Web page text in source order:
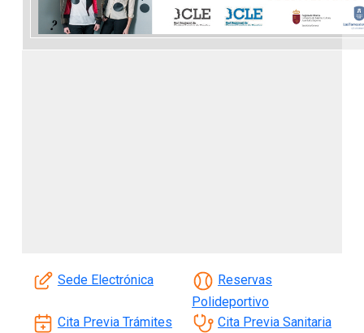
Sede Electrónica
Reservas
Polideportivo
Cita Previa Trámites
Cita Previa Sanitaria